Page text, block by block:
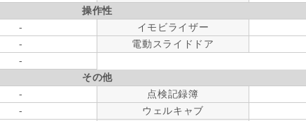
操作性
- イモビライザー
- 電動スライドドア
-
その他
- 点検記録簿
- ウェルキャブ